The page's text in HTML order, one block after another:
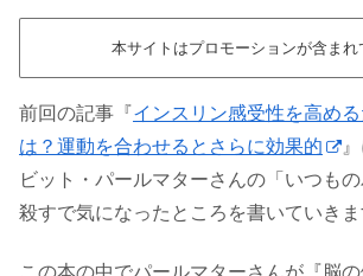
本サイトはプロモーションが含まれ
前回の記事『インスリン感受性を高め
は？運動を合わせるとさらに効果的
ビット・パールマターさんの「いつも
殺すで気になったところを書いていきま